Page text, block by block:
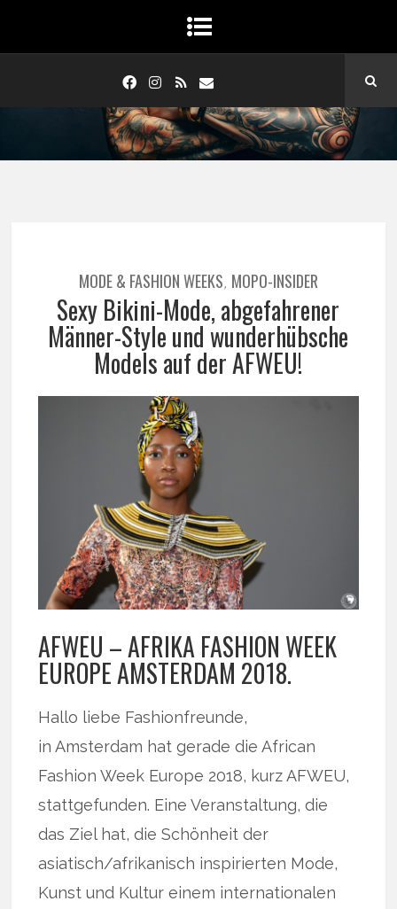
MODE & FASHION WEEKS, MOPO-INSIDER
Sexy Bikini-Mode, abgefahrener
Männer-Style und wunderhübsche
Models auf der AFWEU!
AFWEU – AFRIKA FASHION WEEK
EUROPE AMSTERDAM 2018.
Hallo liebe Fashionfreunde,
in Amsterdam hat gerade die African
Fashion Week Europe 2018, kurz AFWEU,
stattgefunden. Eine Veranstaltung, die
das Ziel hat, die Schönheit der
asiatisch/afrikanisch inspirierten Mode,
Kunst und Kultur einem internationalen